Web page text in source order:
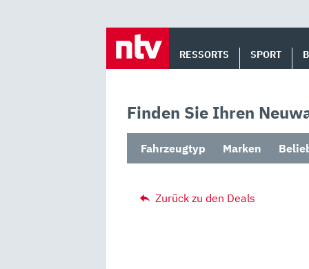
RESSORTS SPORT
Finden Sie Ihren
Fahrzeugtyp Marken
Zurück zu den Deals